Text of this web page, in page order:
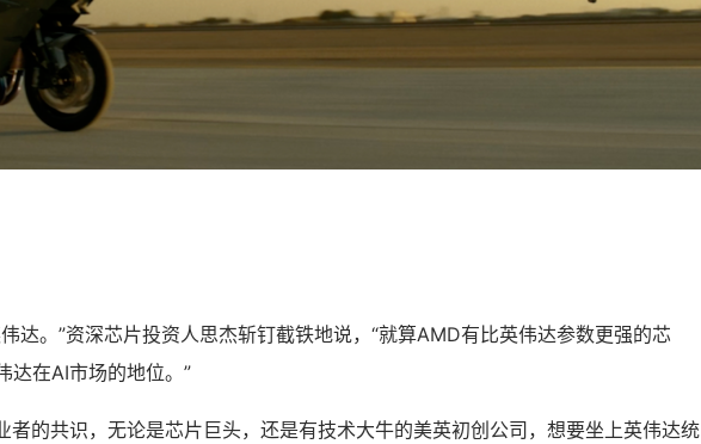
达。”资深芯片投资人思杰斩钉截铁地说，“就算AMD有比英伟达参数更强的芯
达在AI市场的地位。”
者的共识，无论是芯片巨头，还是有技术大牛的美英初创公司，想要坐上英伟达统